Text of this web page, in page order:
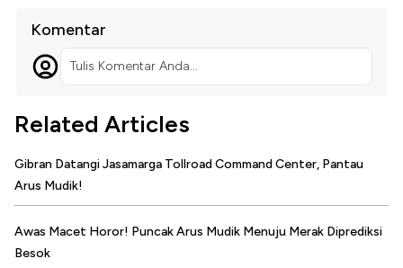
Komentar
Tulis Komentar Anda...
Related Articles
Gibran Datangi Jasamarga Tollroad Command Center, Pantau
Arus Mudik!
Awas Macet Horor! Puncak Arus Mudik Menuju Merak Diprediksi
Besok